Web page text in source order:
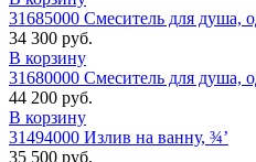
31685000 Смеситель для
34 300 руб.
В корзину
31680000 Смеситель для
44 200 руб.
В корзину
31494000 Излив на ванну, ¾’
35 500 руб.